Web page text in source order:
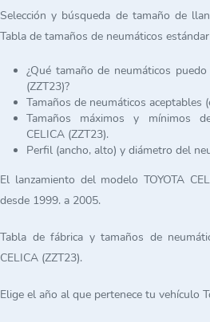
Selección y búsqueda de tamaño de
Tabla de tamaños de neumáticos
¿Qué tamaño de neumáticos
(ZZT23)?
Tamaños de neumáticos aceptables
Tamaños máximos y mínimos
CELICA (ZZT23).
Perfil (ancho, alto) y diámetro del
El lanzamiento del modelo TOYOTA
desde 1999. a 2005.
Tabla de fábrica y tamaños de
CELICA (ZZT23).
Elige el año al que pertenece tu vehículo